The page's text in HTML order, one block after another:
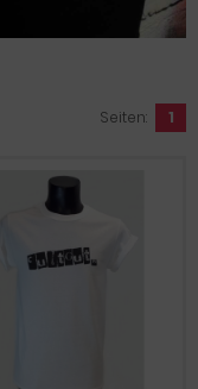
Seiten: 1